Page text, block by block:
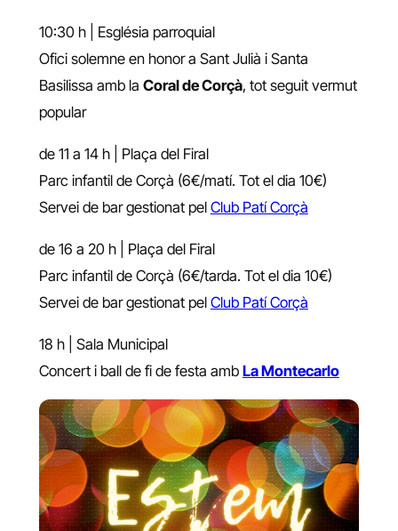
10:30 h | Església parroquial
Ofici solemne en honor a Sant Julià i Santa
Basilissa amb la Coral de Corçà, tot seguit vermut
popular
de 11 a 14 h | Plaça del Firal
Parc infantil de Corçà (6€/matí. Tot el dia 10€)
Servei de bar gestionat pel Club Patí Corçà
de 16 a 20 h | Plaça del Firal
Parc infantil de Corçà (6€/tarda. Tot el dia 10€)
Servei de bar gestionat pel Club Patí Corçà
18 h | Sala Municipal
Concert i ball de fi de festa amb La Montecarlo